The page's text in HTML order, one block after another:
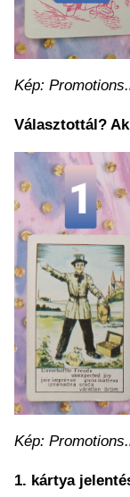
Kép:
Választottál?
Kép:
1. kártya